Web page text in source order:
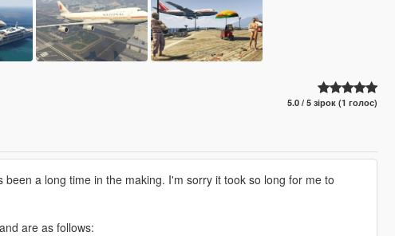
5.0 / 5 зірок (1 голос)
a long time in the making. I'm sorry it took so long for me to
are as follows: